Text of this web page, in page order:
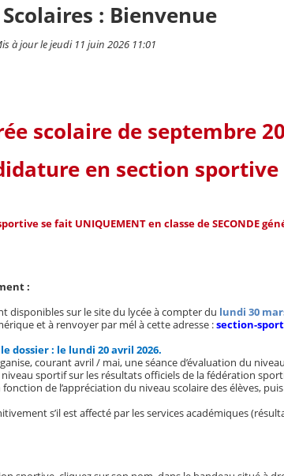
: Bienvenue
à jour le jeudi 11 juin 2026 11:01
scolaire de septembre
en section sportive
se fait UNIQUEMENT en classe de SECONDE
:
disponibles sur le site du lycée à compter du lundi 30
et à renvoyer par mél à cette adresse :section-
: le lundi 20 avril 2026.
courant avril / mai, une séance d’évaluation du
sportif sur les résultats officiels de la fédération
fonction de l’appréciation du niveau scolaire des élèves,
s’il est affecté par les services académiques